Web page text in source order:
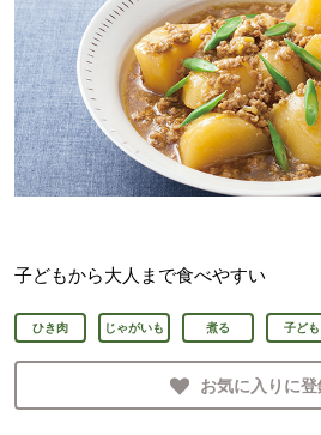
子どもから大人まで食べやすい
ひき肉 じゃがいも 煮る 子ども
お気に入りに登